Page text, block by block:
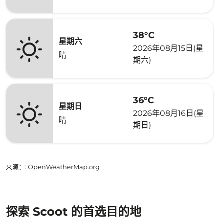
星期六
晴
38°C
2026年08月15日(星
期六)
星期日
晴
36°C
2026年08月16日(星
期日)
来源： : OpenWeatherMap.org
探索 Scoot 的首选目的地